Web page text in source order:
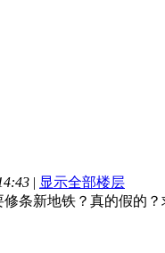
| 显示全部楼层
条新地铁？真的假的